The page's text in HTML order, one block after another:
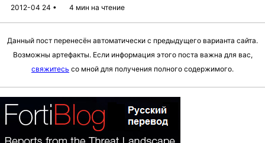
n
o
2012-04 24 4 мин на чтение
Данный пост перенесён автоматически с предыдущего варианта сайта.
Возможны артефакты. Если информация этого поста важна для вас,
свяжитесь со мной для получения полного содержимого.